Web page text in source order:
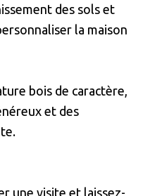
des sols et
la maison
bois de caractère,
et des
une visite et laissez-